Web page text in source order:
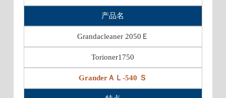
产品名
Grandacleaner 2050Ｅ
Torioner1750
GranderＡＬ-540 Ｓ